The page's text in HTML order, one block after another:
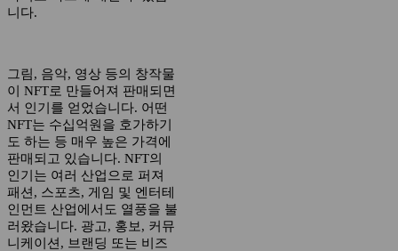
니다.
그림, 음악, 영상 등의 창작물
이 NFT로 만들어져 판매되면
서 인기를 얻었습니다. 어떤
NFT는 수십억원을 호가하기
도 하는 등 매우 높은 가격에
판매되고 있습니다. NFT의
인기는 여러 산업으로 퍼져
패션, 스포츠, 게임 및 엔터테
인먼트 산업에서도 열풍을 불
러왔습니다. 광고, 홍보, 커뮤
니케이션, 브랜딩 또는 비즈